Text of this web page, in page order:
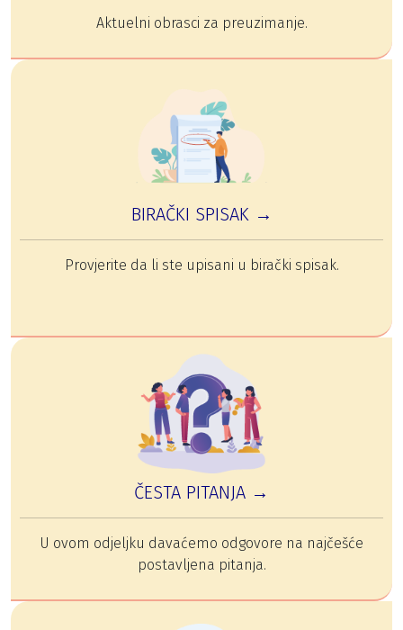
Aktuelni obrasci za preuzimanje.
BIRAČKI SPISAK →
Provjerite da li ste upisani u birački spisak.
ČESTA PITANJA →
U ovom odjeljku davaćemo odgovore na najčešće
postavljena pitanja.